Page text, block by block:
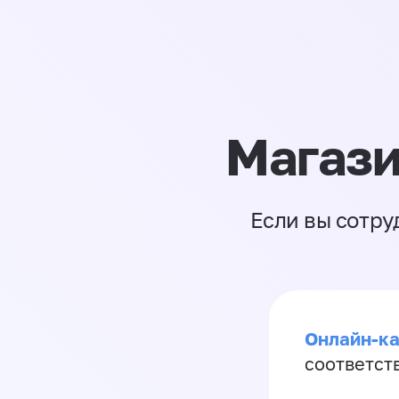
Если вы
Онлайн-